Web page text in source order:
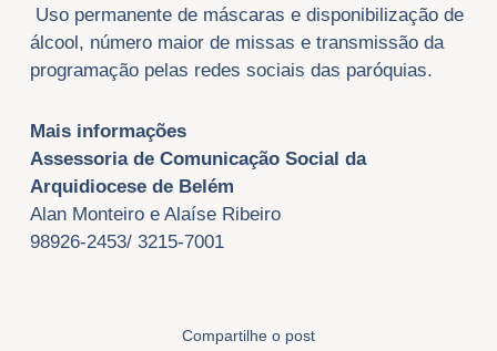
Uso permanente de máscaras e disponibilização de
álcool, número maior de missas e transmissão da
programação pelas redes sociais das paróquias.
Mais informações
Assessoria de Comunicação Social da
Arquidiocese de Belém
Alan Monteiro e Alaíse Ribeiro
98926-2453/ 3215-7001
Compartilhe o post